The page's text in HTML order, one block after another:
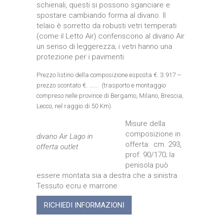
schienali, questi si possono sganciare e
spostare cambiando forma al divano. Il
telaio è sorretto da robusti vetri temperati
(come il Letto Air) conferiscono al divano Air
un senso di leggerezza; i vetri hanno una
protezione per i pavimenti.
Prezzo listino della composizione esposta €. 3.917 –
prezzo scontato €. ……. (trasporto e montaggio
compreso nelle province di Bergamo, Milano, Brescia,
Lecco, nel raggio di 50 Km).
divano Air Lago in
offerta outlet
Misure della
composizione in
offerta: cm. 293,
prof. 90/170; la
penisola può
essere montata sia a destra che a sinistra.
Tessuto ecru e marrone.
RICHIEDI INFORMAZIONI